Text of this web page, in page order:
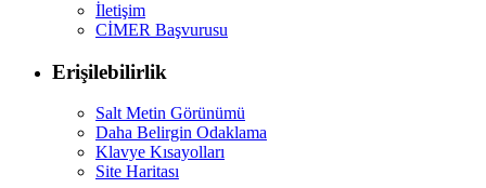
İletişim
CİMER Başvurusu
Erişilebilirlik
Salt Metin Görünümü
Daha Belirgin Odaklama
Klavye Kısayolları
Site Haritası